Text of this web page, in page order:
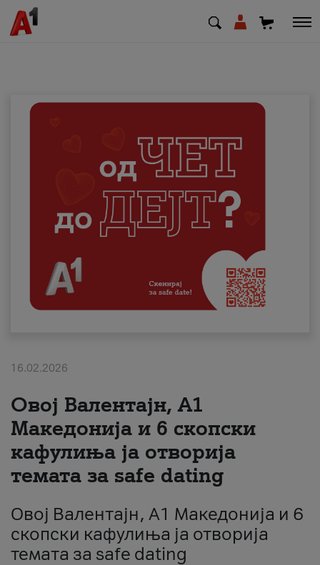
Деловни
Поддршка
Надополни кредит
Плати сметка
#ПодобарОнлајн
16.02.2026
Овој Валентајн, A1
Македонија и 6 скопски
кафулиња ја отворија
темата за safe dating
Овој Валентајн, A1 Македонија и 6
скопски кафулиња ја отворија
темата за safe dating